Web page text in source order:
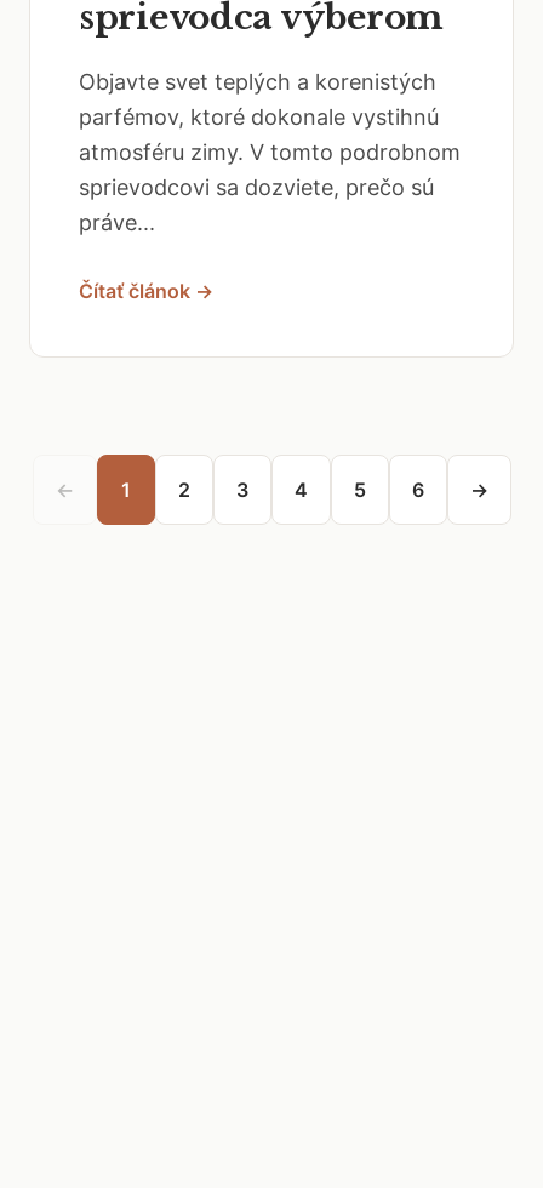
sprievodca výberom
Objavte svet teplých a korenistých
parfémov, ktoré dokonale vystihnú
atmosféru zimy. V tomto podrobnom
sprievodcovi sa dozviete, prečo sú
práve...
Čítať článok →
← 1 2 3 4 5 6 →